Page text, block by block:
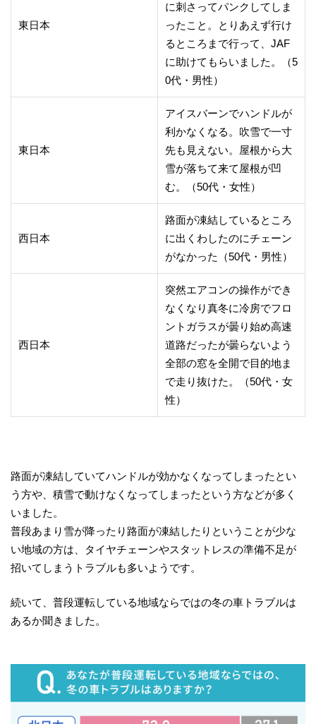
東日本
に刺さってパンクしてしま
ったこと。とりあえず行け
るところまで行って、JAF
に助けてもらいました。（5
0代・男性）
東日本
アイスバーンでハンドルが
利かなくなる。吹雪で一寸
先も見えない。屋根から大
雪が落ちて来て屋根が凹
む。（50代・女性）
西日本
路面が凍結しているところ
に出くわしたのにチェーン
がなかった（50代・男性）
西日本
突然エアコンの操作ができ
なくなり真冬に冷房でフロ
ントガラスが曇り始め高速
道路だったが曇らないよう
全部の窓を全開で目的地ま
で走り抜けた。（50代・女
性）
路面が凍結していてハンドルが効かなくなってしまったとい
う方や、積雪で動けなくなってしまったという方などが多く
いました。
普段あまり雪が降ったり路面が凍結したりということが少な
い地域の方は、タイヤチェーンやスタットレスの準備不足が
招いてしまうトラブルも多いようです。
続いて、普段運転している地域ならではの冬の車トラブルは
あるか聞きました。